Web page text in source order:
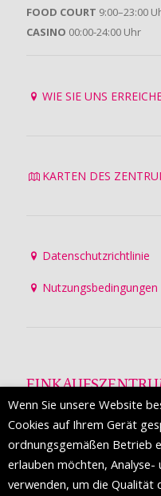
FOOD COURT 9:00–23:00
CASINO 00:00-24:00 Uhr
WIE SIE UNS
KARTEN DES
Datenschutzrichtlinie
Nutzungsbedingungen
Die Mall of Split
ist ein
etwa 200
Weltmodemarken, die
Wenn Sie unsere Website
Cookies auf Ihrem Gerät
ordnungsgemäßen Betrieb
erlauben möchten,
verwenden, um die Qualität